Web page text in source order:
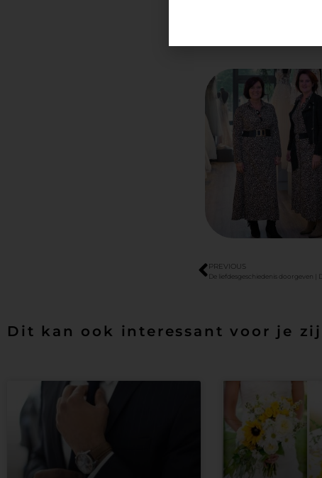
PREVIOUS
De liefdesgeschiedenis doorgeven
Dit kan ook interessant voor je